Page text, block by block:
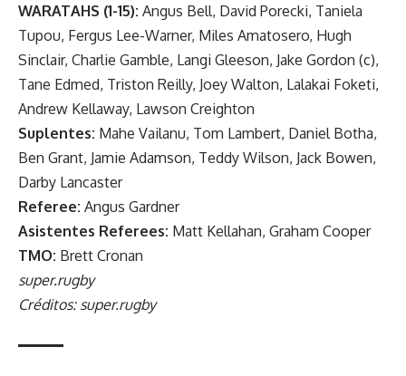
WARATAHS (1-15): Angus Bell, David Porecki, Taniela
Tupou, Fergus Lee-Warner, Miles Amatosero, Hugh
Sinclair, Charlie Gamble, Langi Gleeson, Jake Gordon (c),
Tane Edmed, Triston Reilly, Joey Walton, Lalakai Foketi,
Andrew Kellaway, Lawson Creighton
Suplentes: Mahe Vailanu, Tom Lambert, Daniel Botha,
Ben Grant, Jamie Adamson, Teddy Wilson, Jack Bowen,
Darby Lancaster
Referee: Angus Gardner
Asistentes Referees: Matt Kellahan, Graham Cooper
TMO: Brett Cronan
super.rugby
Créditos: super.rugby